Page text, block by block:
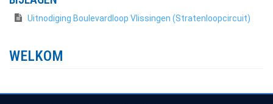
Uitnodiging Boulevardloop Vlissingen (Stratenloopcircuit)
WELKOM